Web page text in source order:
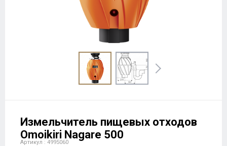
Измельчитель пищевых отходов
Omoikiri Nagare 500
Артикул : 4995060